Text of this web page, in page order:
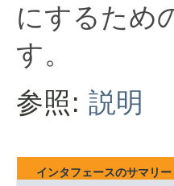
にするため
す。
参照: 説明
インタフェースのサマリー